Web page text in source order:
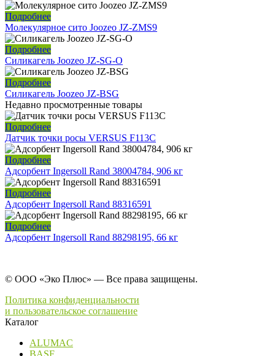
Подробнее
Молекулярное сито Joozeo JZ-ZMS9
Подробнее
Силикагель Joozeo JZ-SG-O
Подробнее
Силикагель Joozeo JZ-BSG
Недавно просмотренные товары
Подробнее
Датчик точки росы VERSUS F113C
Подробнее
Адсорбент Ingersoll Rand 38004784, 906 кг
Подробнее
Адсорбент Ingersoll Rand 88316591
Подробнее
Адсорбент Ingersoll Rand 88298195, 66 кг
© ООО «Эко Плюс» — Все права защищены.
Политика конфиденциальности
и пользовательское соглашение
Каталог
ALUMAC
BASF